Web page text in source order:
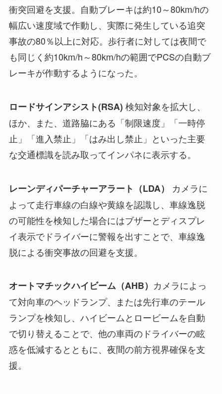
衝突回避を支援。自動ブレーキは約10～80km/hの
幅広い速度域で作動し、実際に発生している追突
事故の80％以上に対応。歩行者に対しては夜間で
も同じく約10km/h～80km/hの範囲でPCSの自動ブ
レーキが作動するようになった。
ロードサインアシスト(RSA) 検知対象を拡大し、
ほか、また、道路脇にある「制限速度」「一時停
止」「進入禁止」「はみ出し禁止」といった主要
な交通標識を読み取ってインパネに表示する。
レーンディパーチャーアラート（LDA） カメラに
よって走行車線の白線や黄線を認識し、車線逸脱
の可能性を検知した場合にはブザーとディスプレ
イ表示でドライバーに警報を出すことで、車線逸
脱による衝突事故の回避を支援。
オートマチックハイビーム（AHB） カメラによっ
て対向車のヘッドランプ、または先行車のテール
ランプを検知し、ハイビームとロービームを自動
で切り替えることで、他の車両のドライバーの眩
惑を低減するとともに、夜間の前方視界確保を支
援。